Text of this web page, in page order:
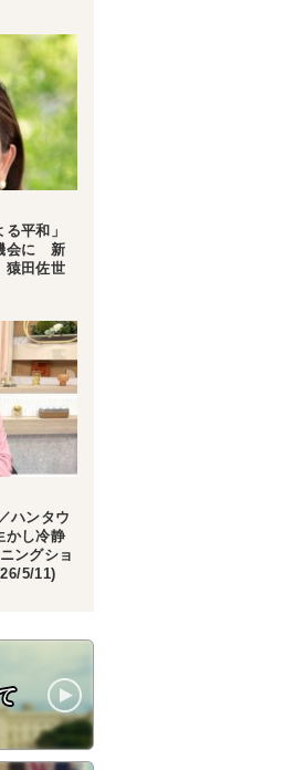
平和」
会に 新
田佐世
ハンタウ
かし冷静
ングショ
5/11)